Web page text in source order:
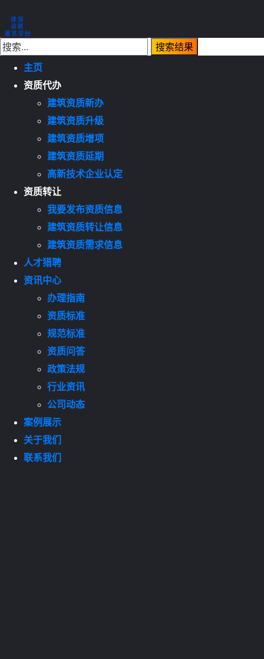
主页
资质代办
建筑资质新办
建筑资质升级
建筑资质增项
建筑资质延期
高新技术企业认定
资质转让
我要发布资质信息
建筑资质转让信息
建筑资质需求信息
人才猎聘
资讯中心
办理指南
资质标准
规范标准
资质问答
政策法规
行业资讯
公司动态
案例展示
关于我们
联系我们